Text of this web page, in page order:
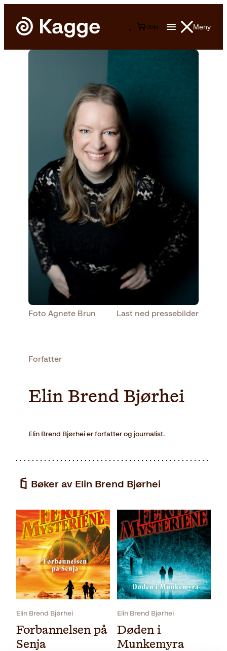
Meny
00kr
Foto Agnete Brun Last ned pressebilder
Forfatter
Elin Brend Bjørhei
Elin Brend Bjørhei er forfatter og journalist.
Bøker av Elin Brend Bjørhei
Elin Brend Bjørhei
Forbannelsen på
Senja
Elin Brend Bjørhei
Døden i
Munkemyra